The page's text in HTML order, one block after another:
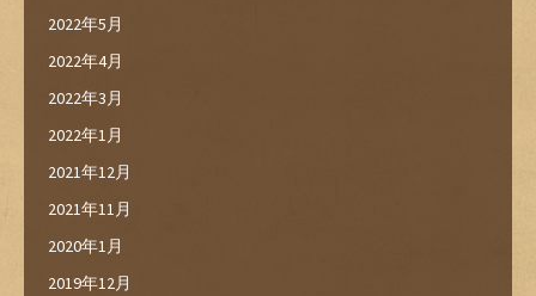
2022年5月
2022年4月
2022年3月
2022年1月
2021年12月
2021年11月
2020年1月
2019年12月